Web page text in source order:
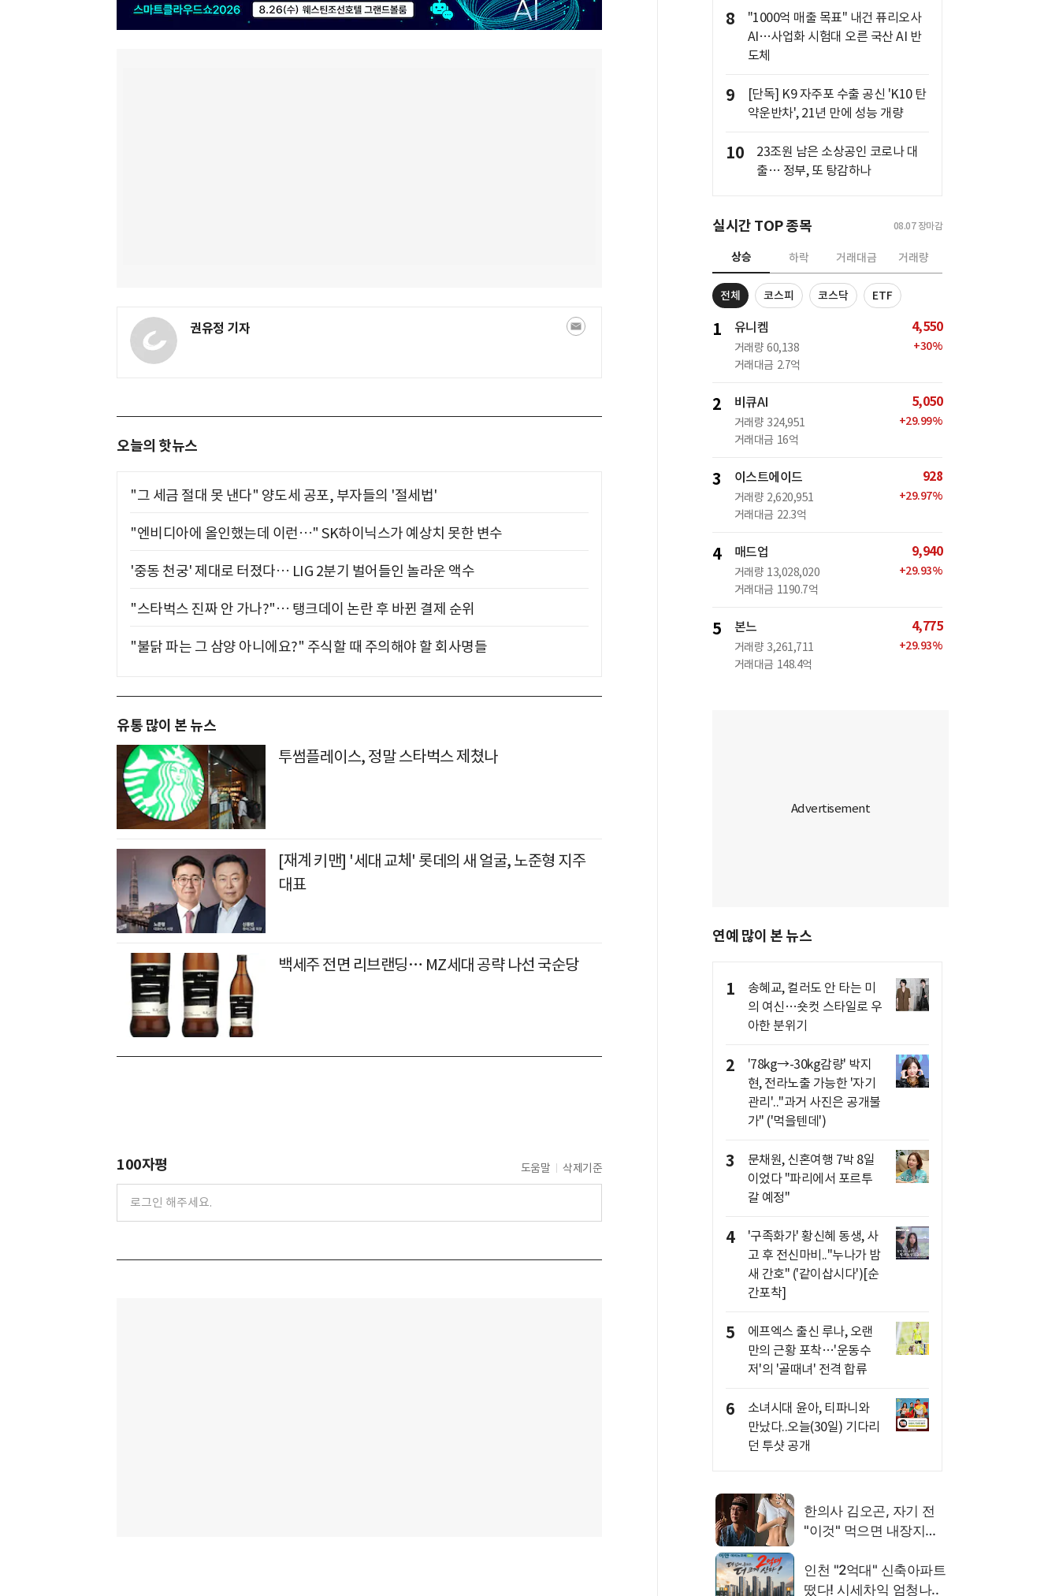
권유정 기자
오늘의 핫뉴스
"그 세금 절대 못 낸다" 양도세 공포, 부자들의 '절세법'
"엔비디아에 올인했는데 이런…" SK하이닉스가 예상치 못한 변수
'중동 천궁' 제대로 터졌다… LIG 2분기 벌어들인 놀라운 액수
"스타벅스 진짜 안 가나?"… 탱크데이 논란 후 바뀐 결제 순위
"불닭 파는 그 삼양 아니에요?" 주식할 때 주의해야 할 회사명들
유통 많이 본 뉴스
투썸플레이스, 정말 스타벅스 제쳤나
[재계 키맨] '세대 교체' 롯데의 새 얼굴, 노준형 지주
대표
백세주 전면 리브랜딩… MZ세대 공략 나선 국순당
100자평 도움말 삭제기준
8
"1000억 매출 목표" 내건 퓨리오사
AI…사업화 시험대 오른 국산 AI 반
도체
9
[단독] K9 자주포 수출 공신 'K10 탄
약운반차', 21년 만에 성능 개량
10
23조원 남은 소상공인 코로나 대
출… 정부, 또 탕감하나
실시간 TOP 종목 08.07 장마감
상승 하락 거래대금 거래량
전체 코스피 코스닥 ETF
1 유니켐
거래량 60,138
거래대금 2.7억
4,550
+30%
2 비큐AI
거래량 324,951
거래대금 16억
5,050
+29.99%
3 이스트에이드
거래량 2,620,951
거래대금 22.3억
928
+29.97%
4 매드업
거래량 13,028,020
거래대금 1190.7억
9,940
+29.93%
5 본느
거래량 3,261,711
거래대금 148.4억
4,775
+29.93%
연예 많이 본 뉴스
1
송혜교, 컬러도 안 타는 미
의 여신…숏컷 스타일로 우
아한 분위기
2
'78kg→-30kg감량' 박지
현, 전라노출 가능한 '자기
관리'.."과거 사진은 공개불
가" ('먹을텐데')
3
문채원, 신혼여행 7박 8일
이었다 "파리에서 포르투
갈 예정"
4
'구족화가' 황신혜 동생, 사
고 후 전신마비.."누나가 밤
새 간호" ('같이삽시다')[순
간포착]
5
에프엑스 출신 루나, 오랜
만의 근황 포착…'운동수
저'의 '골때녀' 전격 합류
6
소녀시대 윤아, 티파니와
만났다..오늘(30일) 기다리
던 투샷 공개